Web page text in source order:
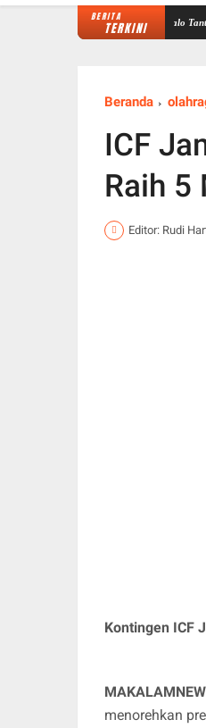
BERITA
TERKINI
Zaimah di Sungai Nalo Tantan, Tim
Beranda
ICF
Raih 5
Editor: Rudi
Kontingen ICF
menorehkan